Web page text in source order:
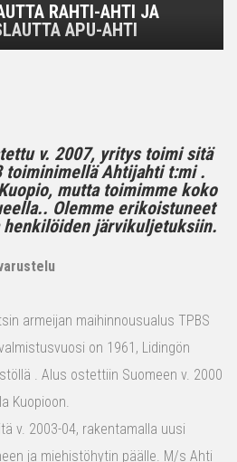
RAHTI-AHTI JA
APU-AHTI
v. 2007, yritys toimi sitä
toiminimellä Ahtijahti t:mi .
mutta toimimme koko
Olemme erikoistuneet
henkilöiden järvikuljetuksiin.
armeijan maihinnousualus TPBS
on 1961, Lidingön
. Alus ostettiin Suomeen v. 2000
Kuopioon.
v. 2003-04, rakentamalla uusi
ja miehistöhytin päälle. M/s Ahti